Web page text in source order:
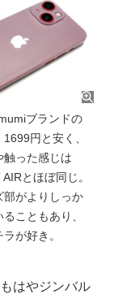
ブランドの
円と安く、
触った感じは
とほぼ同じ。
部がよりしっか
こともあり、
が好き。
はやジンバル